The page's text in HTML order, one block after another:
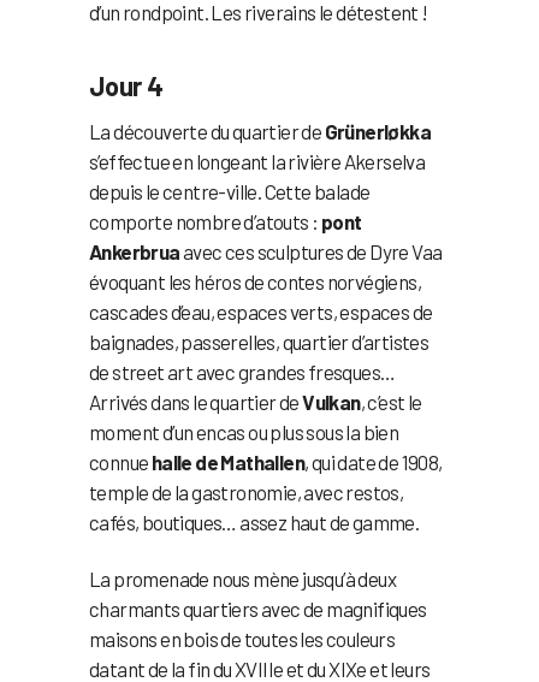
d’un rondpoint. Les riverains le détestent !
Jour 4
La découverte du quartier de Grünerløkka
s’effectue en longeant la rivière Akerselva
depuis le centre-ville. Cette balade
comporte nombre d’atouts : pont
Ankerbruaavec ces sculptures de Dyre Vaa
évoquant les héros de contes norvégiens,
cascades d’eau, espaces verts, espaces de
baignades, passerelles, quartier d’artistes
de street art avec grandes fresques…
Arrivés dans le quartier deVulkan, c’est le
moment d’un encas ou plus sous la bien
connue halle de Mathallen, qui date de 1908,
temple de la gastronomie, avec restos,
cafés, boutiques… assez haut de gamme.
La promenade nous mène jusqu’à deux
charmants quartiers avec de magnifiques
maisons en bois de toutes les couleurs
datant de la fin du XVIIIe et du XIXe et leurs